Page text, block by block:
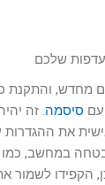
והתקנת
עם סיסמה. זה
את
במחשב,
הקפידו